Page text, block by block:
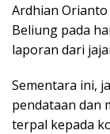
Ardhian
Beliung pada
laporan dari
Sementara ini,
pendataan dan
terpal kepada